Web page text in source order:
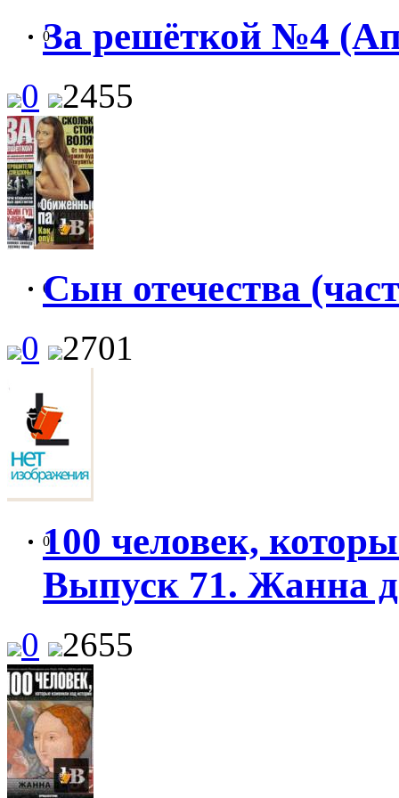
0
За решёткой №4
0 2455
0Сын отечества
0 2701
0
100 человек,
Выпуск 71. Жанна
0 2655